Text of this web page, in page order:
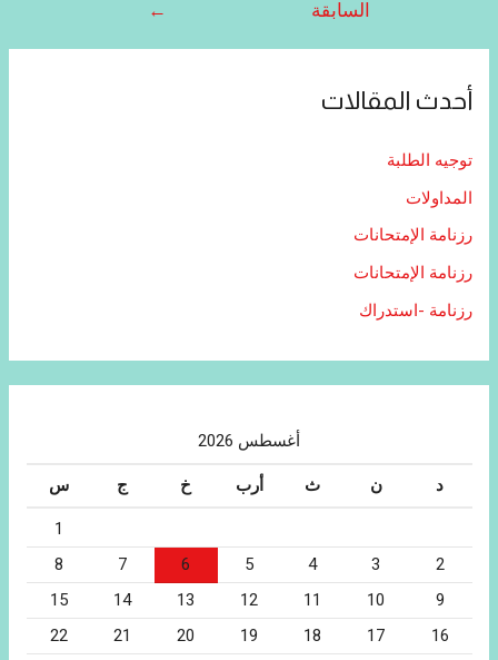
السابقة
←
أحدث المقالات
توجيه الطلبة
المداولات
رزنامة الإمتحانات
رزنامة الإمتحانات
رزنامة -استدراك
أغسطس 2026
د ن ث أرب خ ج س
1
2
3
4
5
6
7
8
9
10
11
12
13
14
15
16
17
18
19
20
21
22